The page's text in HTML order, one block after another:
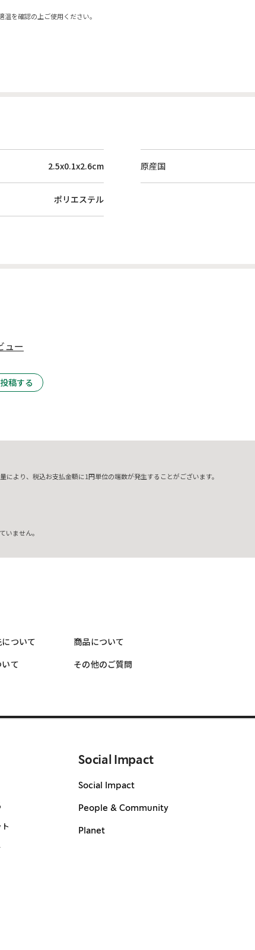
を確認の上ご使用ください。
2.5x0.1x2.6cm
ポリエステル
原産国
ュー
投稿する
より、税込お支払金額に1円単位の端数が発生することがございます。
いません。
ついて
て
商品について
その他のご質問
Social Impact
Social Impact
People & Community
Planet